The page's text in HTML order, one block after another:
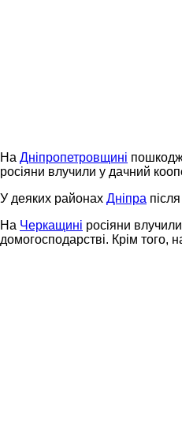
На Дніпропетровщині
росіяни влучили у дачний
У деяких районах Дніпра
На Черкащині росіяни
домогосподарстві. Крім